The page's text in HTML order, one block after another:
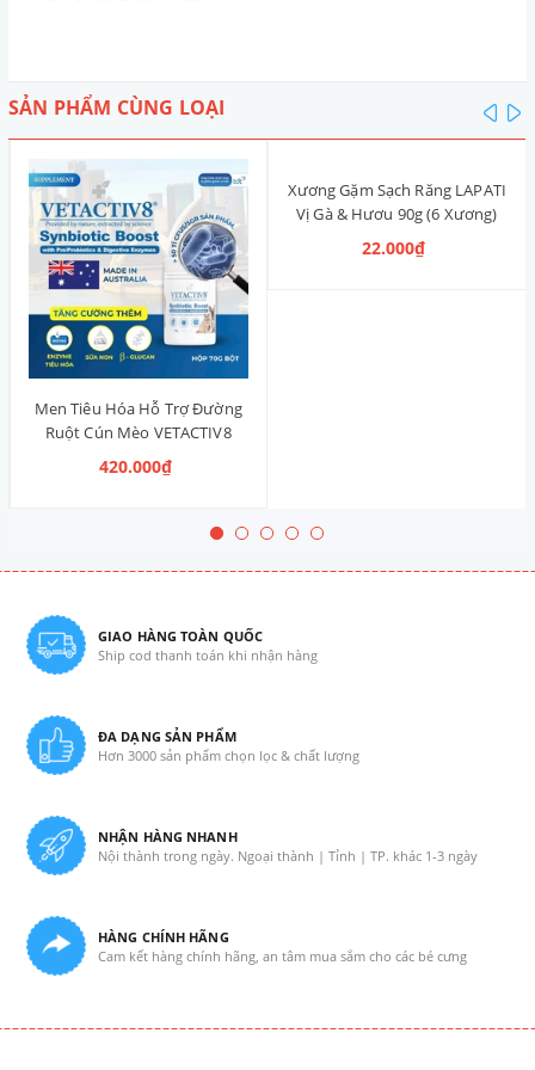
SẢN PHẨM CÙNG LOẠI
Men Tiêu Hóa Hỗ Trợ Đường
Ruột Cún Mèo VETACTIV8
Synbiotic Boost Úc 70g
420.000₫
Xương Gặm Sạch Răng LAPATI
Vị Gà & Hươu 90g (6 Xương)
22.000₫
GIAO HÀNG TOÀN QUỐC
Ship cod thanh toán khi nhận hàng
ĐA DẠNG SẢN PHẨM
Hơn 3000 sản phẩm chọn lọc & chất lượng
NHẬN HÀNG NHANH
Nội thành trong ngày. Ngoại thành | Tỉnh | TP. khác 1-3 ngày
HÀNG CHÍNH HÃNG
Cam kết hàng chính hãng, an tâm mua sắm cho các bé cưng